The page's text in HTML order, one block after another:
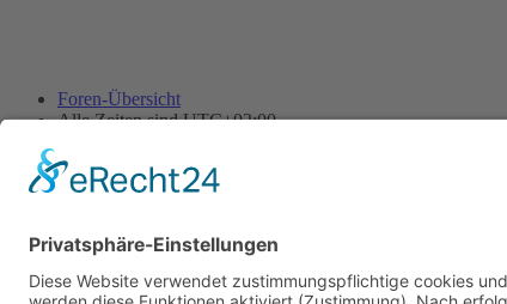
Foren-Übersicht
Alle Zeiten sindUTC+02:00
Powered byphpBB® Forum Software © phpBB Limited